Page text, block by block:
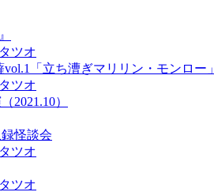
ツオ
「立ち漕ぎマリリン・モンロー」
ツオ
2021.10）
怪談会
ツオ
ツオ